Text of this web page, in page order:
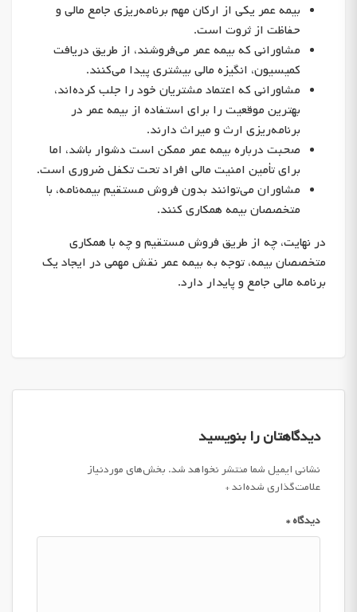
بیمه عمر یکی از ارکان مهم برنامه‌ریزی جامع مالی و
حفاظت از ثروت است.
مشاورانی که بیمه عمر می‌فروشند، از طریق دریافت
کمیسیون، انگیزه مالی بیشتری پیدا می‌کنند.
مشاورانی که اعتماد مشتریان خود را جلب کرده‌اند،
بهترین موقعیت را برای استفاده از بیمه عمر در
برنامه‌ریزی ارث و میراث دارند.
صحبت درباره بیمه عمر ممکن است دشوار باشد، اما
برای تأمین امنیت مالی افراد تحت تکفل ضروری است.
مشاوران می‌توانند بدون فروش مستقیم بیمه‌نامه، با
متخصصان بیمه همکاری کنند.
در نهایت، چه از طریق فروش مستقیم و چه با همکاری
متخصصان بیمه، توجه به بیمه عمر نقش مهمی در ایجاد یک
برنامه مالی جامع و پایدار دارد.
دیدگاهتان را بنویسید
نشانی ایمیل شما منتشر نخواهد شد. بخش‌های موردنیاز
علامت‌گذاری شده‌اند*
دیدگاه*